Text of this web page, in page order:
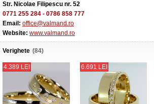
Str. Nicolae Filipescu nr. 52
0771 255 284 - 0786 858 777
Email: office@valmand.ro
Website: www.valmand.ro
Verighete (84)
4.389 LEI 6.691 LEI